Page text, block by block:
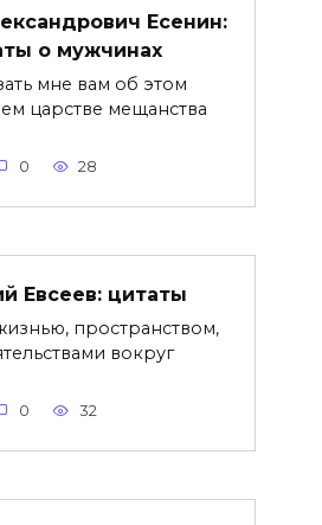
Есенин:
о мужчинах
мне вам об этом
царстве мещанства
0 28
Евсеев: цитаты
пространством,
вокруг
0 32